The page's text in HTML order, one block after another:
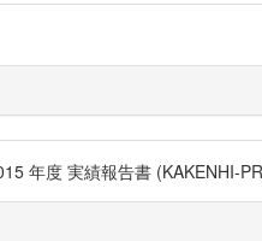
年度 実績報告書 (KAKENHI-